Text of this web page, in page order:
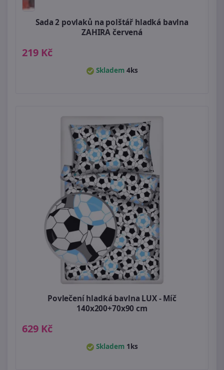
Sada 2 povlaků na polštář hladká bavlna
ZAHIRA červená
219 Kč
Skladem 4ks
Povlečení hladká bavlna LUX - Míč
140x200+70x90 cm
629 Kč
Skladem 1ks